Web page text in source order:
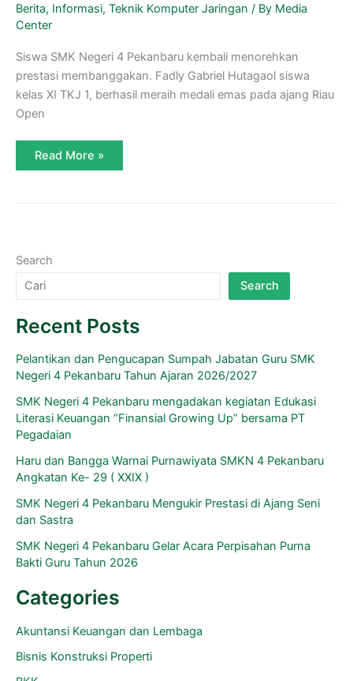
Berita, Informasi, Teknik Komputer Jaringan / By Media
Center
Siswa SMK Negeri 4 Pekanbaru kembali menorehkan
prestasi membanggakan. Fadly Gabriel Hutagaol siswa
kelas XI TKJ 1, berhasil meraih medali emas pada ajang Riau
Open
Read More »
Search
Search
Recent Posts
Pelantikan dan Pengucapan Sumpah Jabatan Guru SMK
Negeri 4 Pekanbaru Tahun Ajaran 2026/2027
SMK Negeri 4 Pekanbaru mengadakan kegiatan Edukasi
Literasi Keuangan “Finansial Growing Up” bersama PT
Pegadaian
Haru dan Bangga Warnai Purnawiyata SMKN 4 Pekanbaru
Angkatan Ke- 29 ( XXIX )
SMK Negeri 4 Pekanbaru Mengukir Prestasi di Ajang Seni
dan Sastra
SMK Negeri 4 Pekanbaru Gelar Acara Perpisahan Purna
Bakti Guru Tahun 2026
Categories
Akuntansi Keuangan dan Lembaga
Bisnis Konstruksi Properti